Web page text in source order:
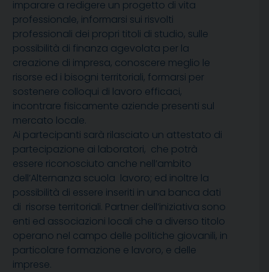
imparare a redigere un progetto di vita
professionale, informarsi sui risvolti
professionali dei propri titoli di studio, sulle
possibilità di finanza agevolata per la
creazione di impresa, conoscere meglio le
risorse ed i bisogni territoriali, formarsi per
sostenere colloqui di lavoro efficaci,
incontrare fisicamente aziende presenti sul
mercato locale.
Ai partecipanti sarà rilasciato un attestato di
partecipazione ai laboratori, che potrà
essere riconosciuto anche nell’ambito
dell’Alternanza scuola lavoro; ed inoltre la
possibilità di essere inseriti in una banca dati
di risorse territoriali. Partner dell’iniziativa sono
enti ed associazioni locali che a diverso titolo
operano nel campo delle politiche giovanili, in
particolare formazione e lavoro, e delle
imprese.